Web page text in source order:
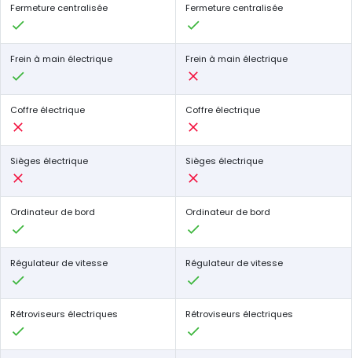
Fermeture centralisée Fermeture centralisée
Frein à main électrique Frein à main électrique
Coffre électrique Coffre électrique
Sièges électrique Sièges électrique
Ordinateur de bord Ordinateur de bord
Régulateur de vitesse Régulateur de vitesse
Rétroviseurs électriques Rétroviseurs électriques